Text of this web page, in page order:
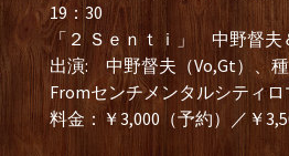
19：30
「２ Ｓｅｎｔｉ」 中野督夫
出演: 中野督夫（Vo,Gt）、
Fromセンチメンタルシティロ
料金：￥3,000（予約）／￥